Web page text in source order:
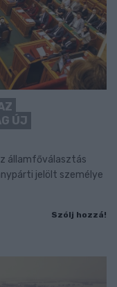
ÚJ
államfőválasztás
jelölt személye
Szólj hozzá!